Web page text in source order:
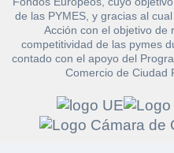
de las PYMES, y gracias al
Acción con el objetivo de
competitividad de las pymes
contado con el apoyo del
Comercio de Ciudad